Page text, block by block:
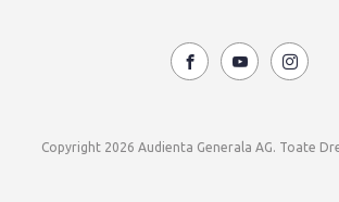
Copyright 2026 Audienta Generala AG. Toate